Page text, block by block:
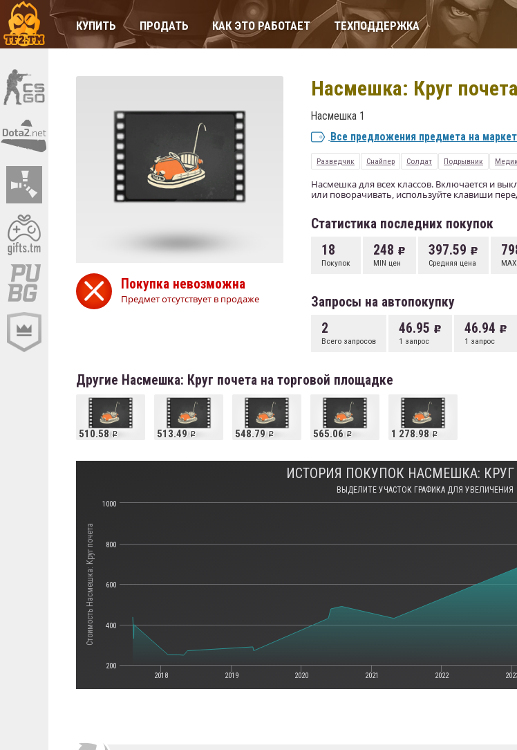
КУПИТЬ ПРОДАТЬ КАК ЭТО РАБОТАЕТ ТЕХПОДДЕРЖКА
Покупка невозможна
Предмет отсутствует в продаже
Насмешка: Круг почета
Насмешка 1
Все предложения предмета на
Разведчик Снайпер Солдат Подрывник Медик
Насмешка для всех классов. Включается и
или поворачивать, используйте клавиши
Статистика последних покупок
18
Покупок
248
MIN цен
397.59
Средняя цена
Запросы на автопокупку
2
Всего запросов
46.95
1 запрос
46.94
1 запрос
Другие Насмешка: Круг почета на торговой площадке
510.58 513.49 548.79 565.06 1 278.98
Стоимость Насмешка: Круг почета
ИСТОРИЯ ПОКУПОК НАСМЕШКА: КРУГ
ВЫДЕЛИТЕ УЧАСТОК ГРАФИКА ДЛЯ УВЕЛИЧЕНИЯ
2018 2019 2020 2021 2022
200
400
600
800
1000